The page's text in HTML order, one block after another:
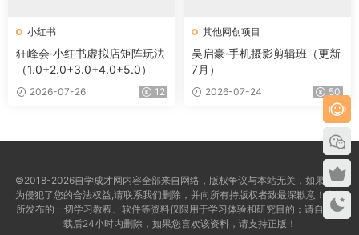
小红书
狂峰会·小红书虚拟店矩阵玩法
（1.0+2.0+3.0+4.0+5.0）
2026-07-26 12
其他网创项目
吴启豪·手机摄影剪辑班（更新
7月）
2026-07-24 50
©2018-2026自学成才网内容全部来自网络，版权争议与本站无关，如果您认
为侵犯了您的合法权益,请联系我们删除，并向所有持版权者致最深歉意！本站
所发布的一切学习教程、软件等资料仅限用于学习体验和研究目的；请自觉下
载后24小时内删除，如果您喜欢该资料，请支持正版！